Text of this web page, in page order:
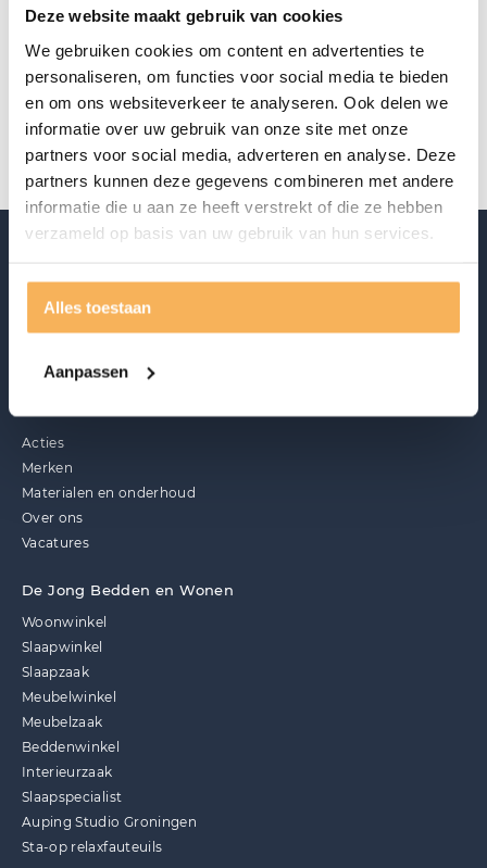
Deze website maakt gebruik van cookies
We gebruiken cookies om content en advertenties te
personaliseren, om functies voor social media te bieden
en om ons websiteverkeer te analyseren. Ook delen we
informatie over uw gebruik van onze site met onze
partners voor social media, adverteren en analyse. Deze
partners kunnen deze gegevens combineren met andere
informatie die u aan ze heeft verstrekt of die ze hebben
verzameld op basis van uw gebruik van hun services.
Alles toestaan
Aanpassen
Specificaties
Merk By Boo
Acties
Merken
Materialen en onderhoud
Over ons
Vacatures
De Jong Bedden en Wonen
Woonwinkel
Slaapwinkel
Slaapzaak
Meubelwinkel
Meubelzaak
Beddenwinkel
Interieurzaak
Slaapspecialist
Auping Studio Groningen
Sta-op relaxfauteuils